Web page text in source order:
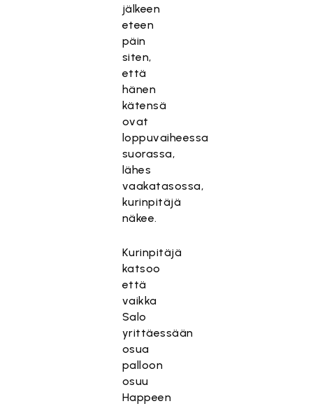
jälkeen
eteen
päin
siten,
että
hänen
kätensä
ovat
loppuvaiheessa
suorassa,
lähes
vaakatasossa,
kurinpitäjä
näkee.
Kurinpitäjä
katsoo
että
vaikka
Salo
yrittäessään
osua
palloon
osuu
Happeen